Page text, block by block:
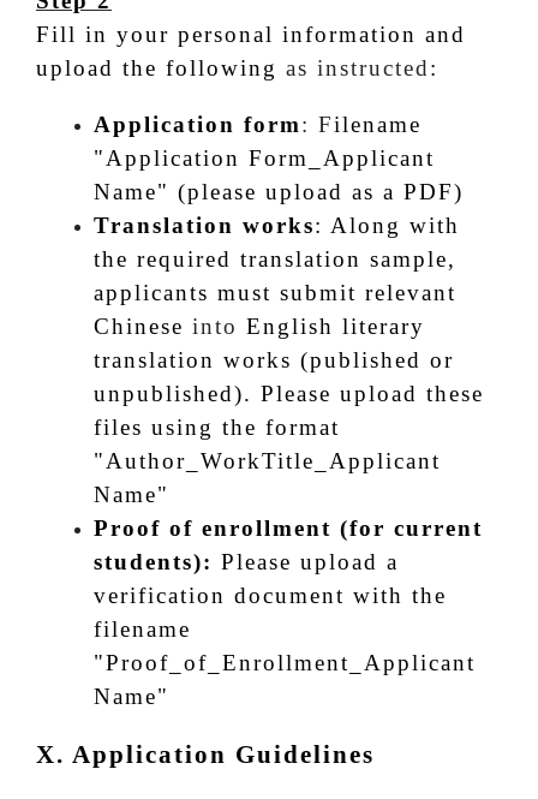
Fill in your personal information and
upload the following as instructed:
Application form: Filename
"Application Form_Applicant
Name" (please upload as a PDF)
Translation works: Along with
the required translation sample,
applicants must submit relevant
Chinese into English literary
translation works (published or
unpublished). Please upload these
files using the format
"Author_WorkTitle_Applicant
Name"
Proof of enrollment (for current
students): Please upload a
verification document with the
filename
"Proof_of_Enrollment_Applicant
Name"
X. Application Guidelines